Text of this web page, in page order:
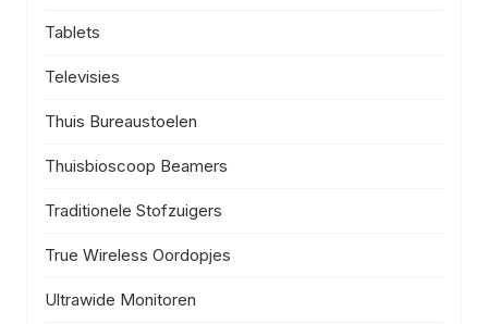
Tablets
Televisies
Thuis Bureaustoelen
Thuisbioscoop Beamers
Traditionele Stofzuigers
True Wireless Oordopjes
Ultrawide Monitoren